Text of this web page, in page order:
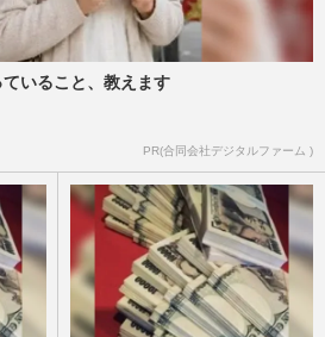
いること、教えます
PR(合同会社デジタルファーム )